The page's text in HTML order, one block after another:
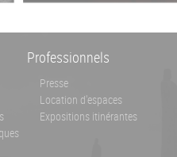
Professionnels
Presse
Location d'espaces
Expositions itinérantes